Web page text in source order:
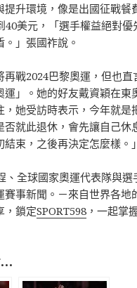
提升環境，像是出國征戰餐
40美元，「選手權益絕對優
」張國祚說。
再戰2024巴黎奧運，但也直
」。她的好友戴資穎在東
，她受訪時表示，今年就是
否就此退休，會先讓自己休
束，之後再決定怎麼樣。」
、全球國家奧運代表隊與選
賽事新聞。－來自世界各地
，鎖定SPORT598 ，一起掌
…